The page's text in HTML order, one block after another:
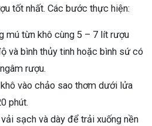
tốt nhất. Các bước thực hiện:
mú từn khô cùng 5 – 7 lít rượu
và bình thủy tinh hoặc bình sứ có
rượu.
vào chảo sao thơm dưới lửa
phút.
sạch và dày để trải xuống nền